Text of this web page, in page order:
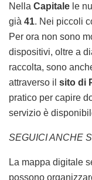
Nella Capitale le
già 41. Nei piccoli
Per ora non sono
dispositivi, oltre a
raccolta, sono
attraverso il sito di
pratico per capire
servizio è
SEGUICI ANCHE
La mappa digitale
possono